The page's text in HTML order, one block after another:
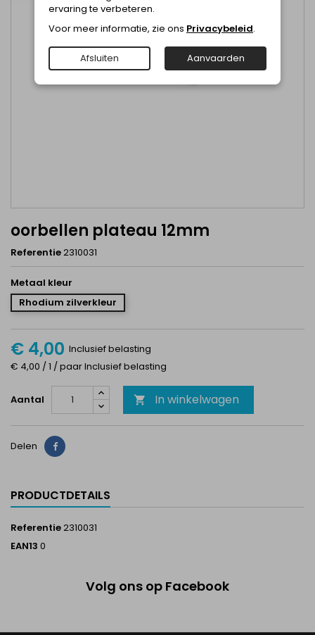
oorbellen plateau 12mm
Referentie2310031
Metaal kleur
Rhodium zilverkleur
€ 4,00 Inclusief belasting
€ 4,00 / 1 / paar Inclusief belasting
Aantal  In winkelwagen
Delen Delen
PRODUCTDETAILS
Referentie2310031
EAN13 0
Volg ons op Facebook
ervaring te verbeteren.
Voor meer informatie, zie ons Privacybeleid.
Afsluiten Aanvaarden